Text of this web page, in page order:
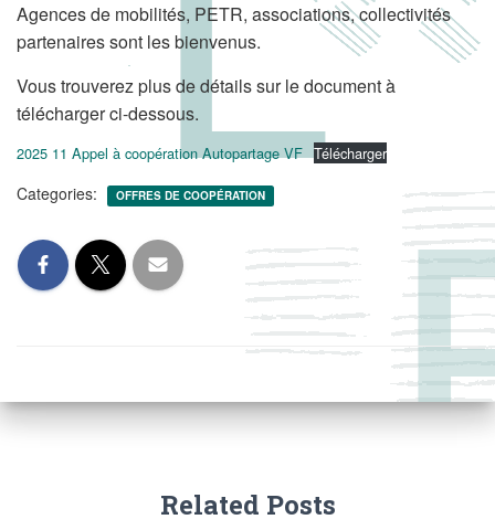
Agences de mobilités, PETR, associations, collectivités
partenaires sont les bienvenus.
Vous trouverez plus de détails sur le document à
télécharger ci-dessous.
2025 11 Appel à coopération Autopartage VF Télécharger
Categories: OFFRES DE COOPÉRATION
Related Posts